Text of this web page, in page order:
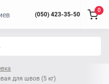
(050) 423-35-50
0
для швов (5 кг)